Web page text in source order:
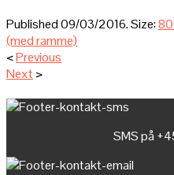
Published09/03/2016. Size:
(med ramme)
<Previous
Next>
SMS på